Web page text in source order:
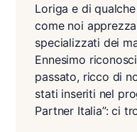
Loriga e di
come noi
specializzati dei
Ennesimo
passato, ricco di
stati inseriti nel
Partner Italia”: ci